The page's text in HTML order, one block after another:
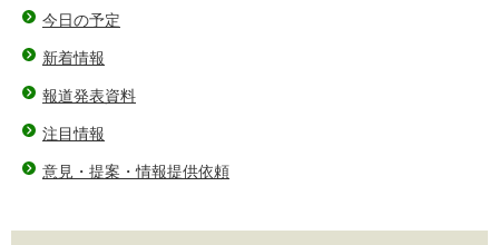
今日の予定
新着情報
報道発表資料
注目情報
意見・提案・情報提供依頼